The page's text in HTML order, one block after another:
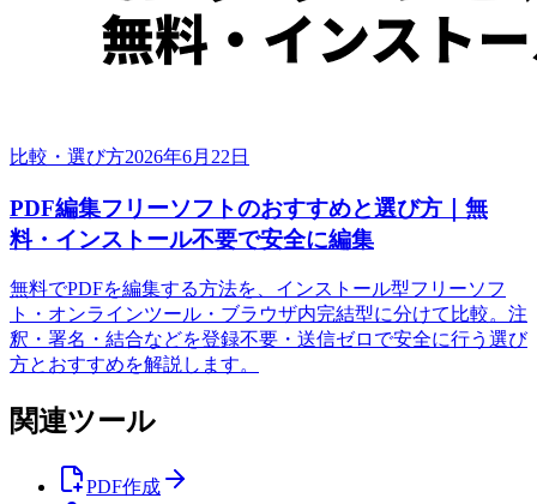
比較・選び方2026年6月22日
PDF編集フリーソフトのおすすめと選び方｜無
料・インストール不要で安全に編集
無料でPDFを編集する方法を、インストール型フリーソフ
ト・オンラインツール・ブラウザ内完結型に分けて比較。注
釈・署名・結合などを登録不要・送信ゼロで安全に行う選び
方とおすすめを解説します。
関連ツール
PDF作成